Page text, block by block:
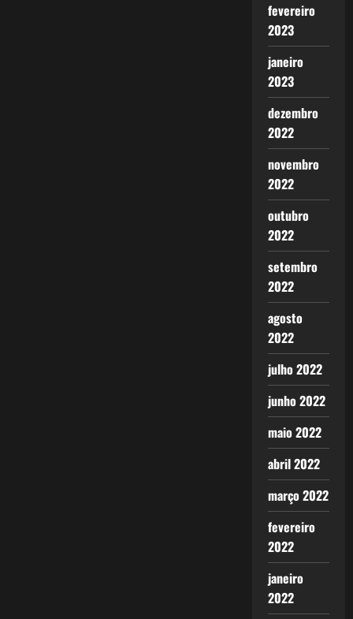
fevereiro
2023
janeiro
2023
dezembro
2022
novembro
2022
outubro
2022
setembro
2022
agosto
2022
julho 2022
junho 2022
maio 2022
abril 2022
março 2022
fevereiro
2022
janeiro
2022